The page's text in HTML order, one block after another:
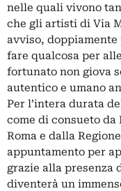
nelle quali vivono
che gli artisti di Via
avviso,
fare qualcosa per
fortunato non giova
autentico e umano
Per l’intera durata
come di consueto
Roma e dalla
appuntamento per
grazie alla presenza
diventerà un